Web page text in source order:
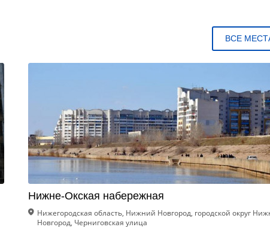
ВСЕ
Нижне-Окская набережная
Нижегородская область, Нижний Новгород, городской округ
Новгород, Черниговская улица